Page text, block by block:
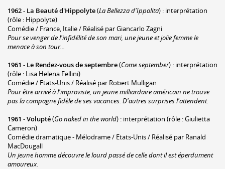
1962- La Beauté d'Hippolyte(La Bellezza d'Ippolita) : interprétation
(rôle : Hippolyte)
Comédie / France, Italie / Réalisé par Giancarlo Zagni
Pour se venger de l'infidélité de son mari, une jeune et jolie femme le
menace à son tour...
1961 - Le Rendez-vous de septembre(Come september) : interprétation
(rôle : Lisa Helena Fellini)
Comédie / Etats-Unis / Réalisé par Robert Mulligan
Pour être arrivé à l'improviste, un jeune milliardaire américain ne trouve
pas la compagne fidèle de ses vacances. D'autres surprises l'attendent.
1961 -Volupté(Go naked in the world) : interprétation (rôle : Giulietta
Cameron)
Comédie dramatique - Mélodrame / Etats-Unis / Réalisé par Ranald
MacDougall
Un jeune homme découvre le lourd passé de celle dont il est éperdument
amoureux.